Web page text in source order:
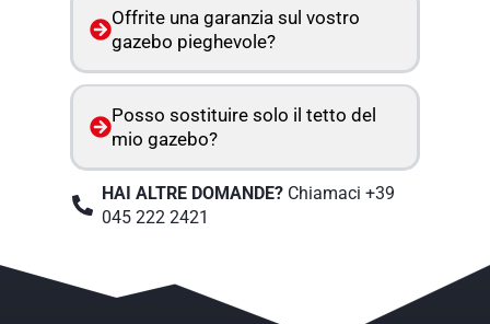
Offrite una garanzia sul vostro
gazebo pieghevole?
Posso sostituire solo il tetto del
mio gazebo?
HAI ALTRE DOMANDE?Chiamaci +39
045 222 2421